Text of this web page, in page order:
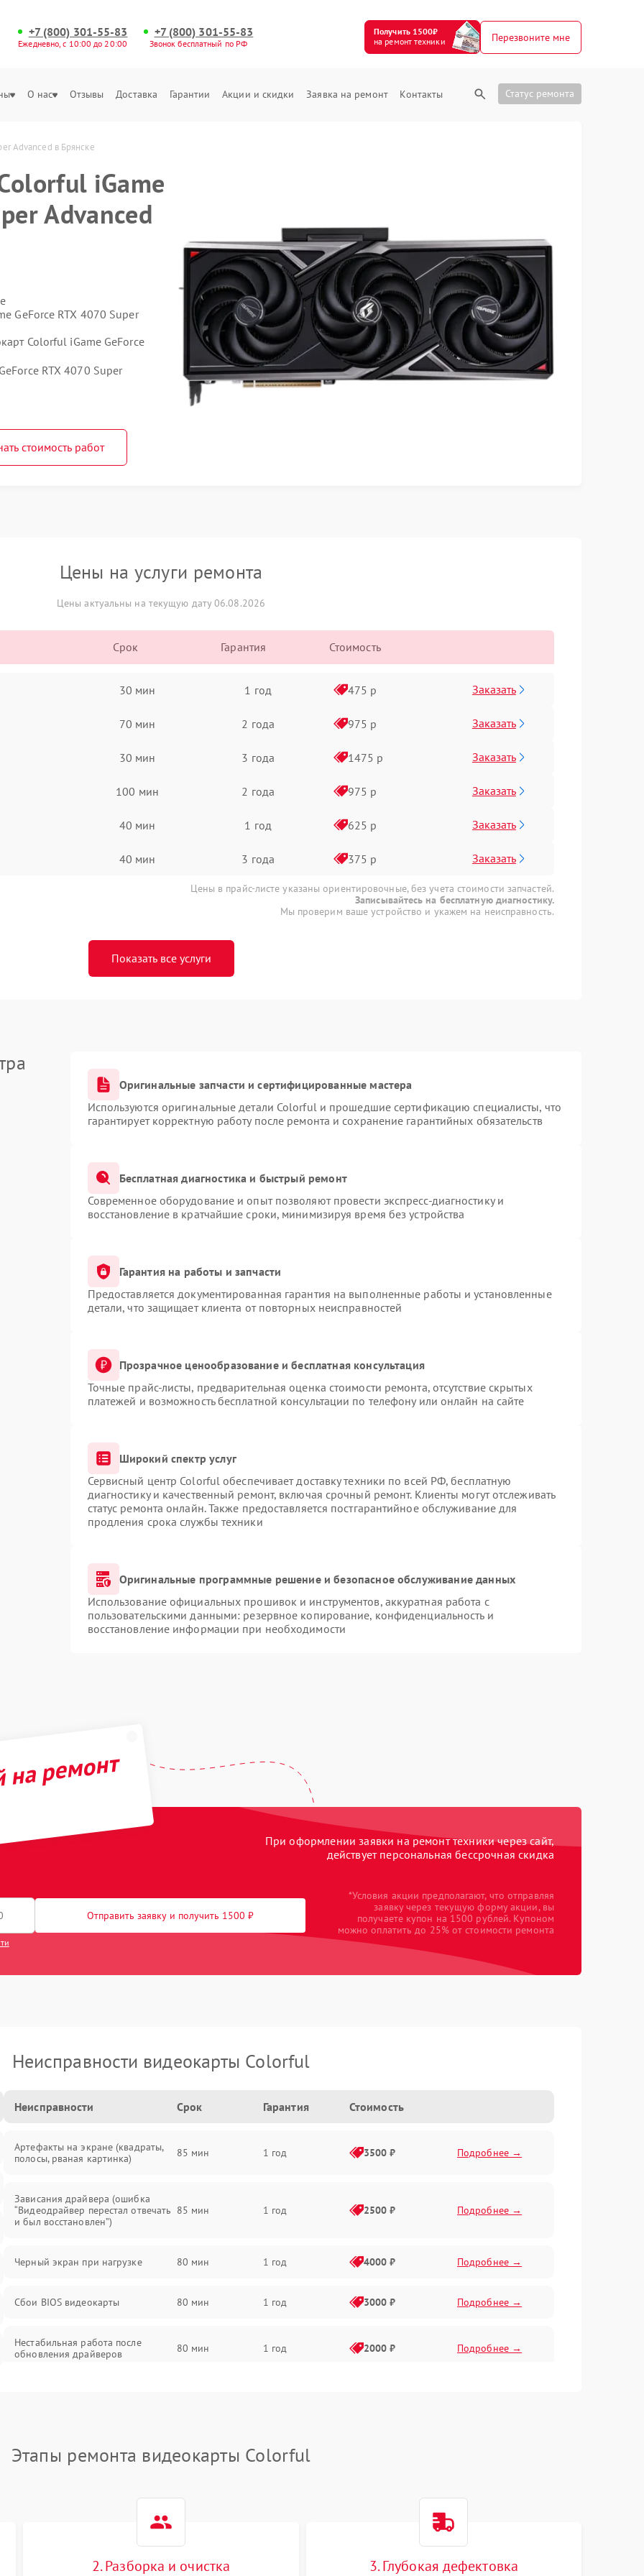
+7 (800) 301-55-83
Ежедневно, с 10:00 до 20:00
+7 (800) 301-55-83
Звонок бесплатный по РФ
Получить 1500₽
на ремонт техники
Перезвоните мне
О нас Отзывы Доставка Гарантии Акции и скидки Заявка на ремонт Контакты Статус ремонта
Advanced в Брянске
iGame
Advanced
GeForce RTX 4070 Super
Colorful iGame GeForce
RTX 4070 Super
стоимость работ
Цены на услуги ремонта
Цены актуальны на текущую дату 06.08.2026
Срок Гарантия Стоимость
30 мин 1 год 475 р Заказать
70 мин 2 года 975 р Заказать
30 мин 3 года 1475 р Заказать
100 мин 2 года 975 р Заказать
40 мин 1 год 625 р Заказать
40 мин 3 года 375 р Заказать
Цены в прайс-листе указаны ориентировочные, без учета стоимости запчастей.
Записывайтесь на бесплатную диагностику.
Мы проверим ваше устройство и укажем на неисправность.
Показать все услуги
Оригинальные запчасти и сертифицированные мастера
Используются оригинальные детали Colorful и прошедшие сертификацию специалисты, что
гарантирует корректную работу после ремонта и сохранение гарантийных обязательств
Бесплатная диагностика и быстрый ремонт
Современное оборудование и опыт позволяют провести экспресс-диагностику и
восстановление в кратчайшие сроки, минимизируя время без устройства
Гарантия на работы и запчасти
Предоставляется документированная гарантия на выполненные работы и установленные
детали, что защищает клиента от повторных неисправностей
Прозрачное ценообразование и бесплатная консультация
Точные прайс-листы, предварительная оценка стоимости ремонта, отсутствие скрытых
платежей и возможность бесплатной консультации по телефону или онлайн на сайте
Широкий спектр услуг
Сервисный центр Colorful обеспечивает доставку техники по всей РФ, бесплатную
диагностику и качественный ремонт, включая срочный ремонт. Клиенты могут отслеживать
статус ремонта онлайн. Также предоставляется постгарантийное обслуживание для
продления срока службы техники
Оригинальные программные решение и безопасное обслуживание данных
Использование официальных прошивок и инструментов, аккуратная работа с
пользовательскими данными: резервное копирование, конфиденциальность и
восстановление информации при необходимости
ремонт
При оформлении заявки на ремонт техники через сайт,
действует персональная бессрочная скидка
Отправить заявку и получить 1500 ₽
*Условия акции предполагают, что отправляя
заявку через текущую форму акции, вы
получаете купон на 1500 рублей. Купоном
можно оплатить до 25% от стоимости ремонта
Неисправности видеокарты Colorful
Неисправности Срок Гарантия Стоимость
Артефакты на экране (квадраты,
полосы, рваная картинка)
85 мин 1 год 3500 ₽ Подробнее →
Зависания драйвера (ошибка
“Видеодрайвер перестал отвечать
и был восстановлен”)
85 мин 1 год 2500 ₽ Подробнее →
Черный экран при нагрузке 80 мин 1 год 4000 ₽ Подробнее →
Сбои BIOS видеокарты 80 мин 1 год 3000 ₽ Подробнее →
Нестабильная работа после
обновления драйверов
80 мин 1 год 2000 ₽ Подробнее →
Этапы ремонта видеокарты Colorful
2. Разборка и очистка 3. Глубокая дефектовка